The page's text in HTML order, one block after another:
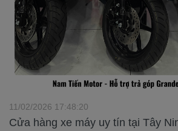
Cửa hàng xe máy uy tín tại Tây
11/02/2026 17:48:20